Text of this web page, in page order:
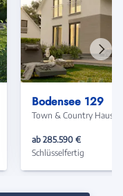
Bodensee 129
ab 285.590 €
Schlüsselfertig
Haus